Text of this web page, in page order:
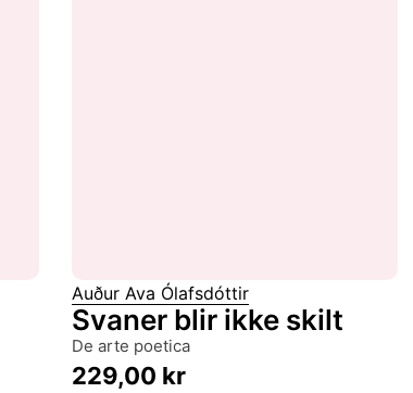
Auður Ava Ólafsdóttir
Svaner blir ikke skilt
de arte poetica
229,00 kr